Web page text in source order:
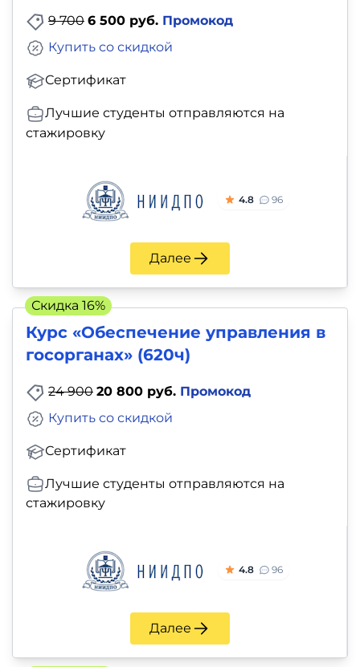
9 700 6 500 руб. Промокод
Сертификат
Купить со скидкой
Лучшие студенты отправляются на
стажировку
4.8 96
Далее
Курс «Обеспечение управления в
госорганах» (620ч)
24 900 20 800 руб. Промокод
Сертификат
Купить со скидкой
Лучшие студенты отправляются на
стажировку
4.8 96
Далее
Скидка 16%